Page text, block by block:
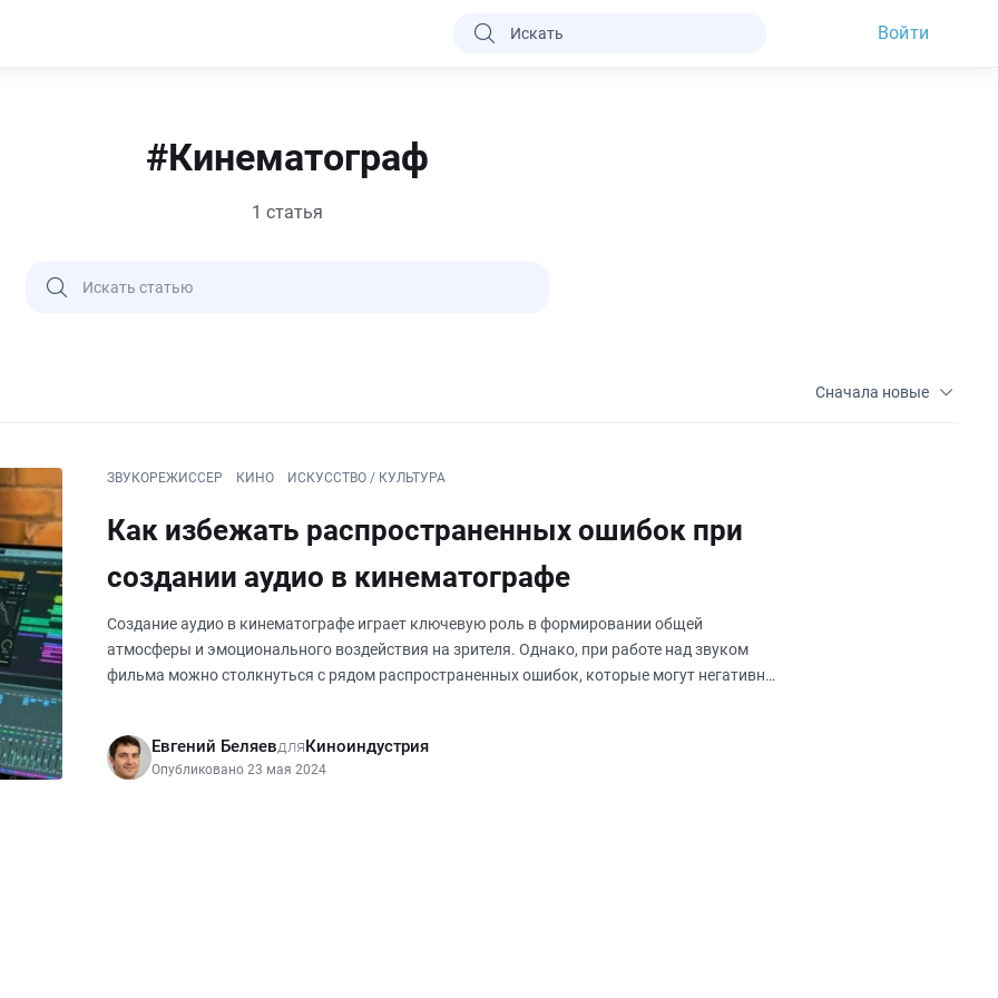
Войти
#Кинематограф
1 статья
Сначала новые
ЗВУКОРЕЖИССЕР КИНО ИСКУССТВО / КУЛЬТУРА
Как избежать распространенных ошибок при
создании аудио в кинематографе
Создание аудио в кинематографе играет ключевую роль в формировании общей
атмосферы и эмоционального воздействия на зрителя. Однако, при работе над звуком
фильма можно столкнуться с рядом распространенных ошибок, которые могут негативно
Евгений БеляевдляКиноиндустрия
Опубликовано 23 мая 2024